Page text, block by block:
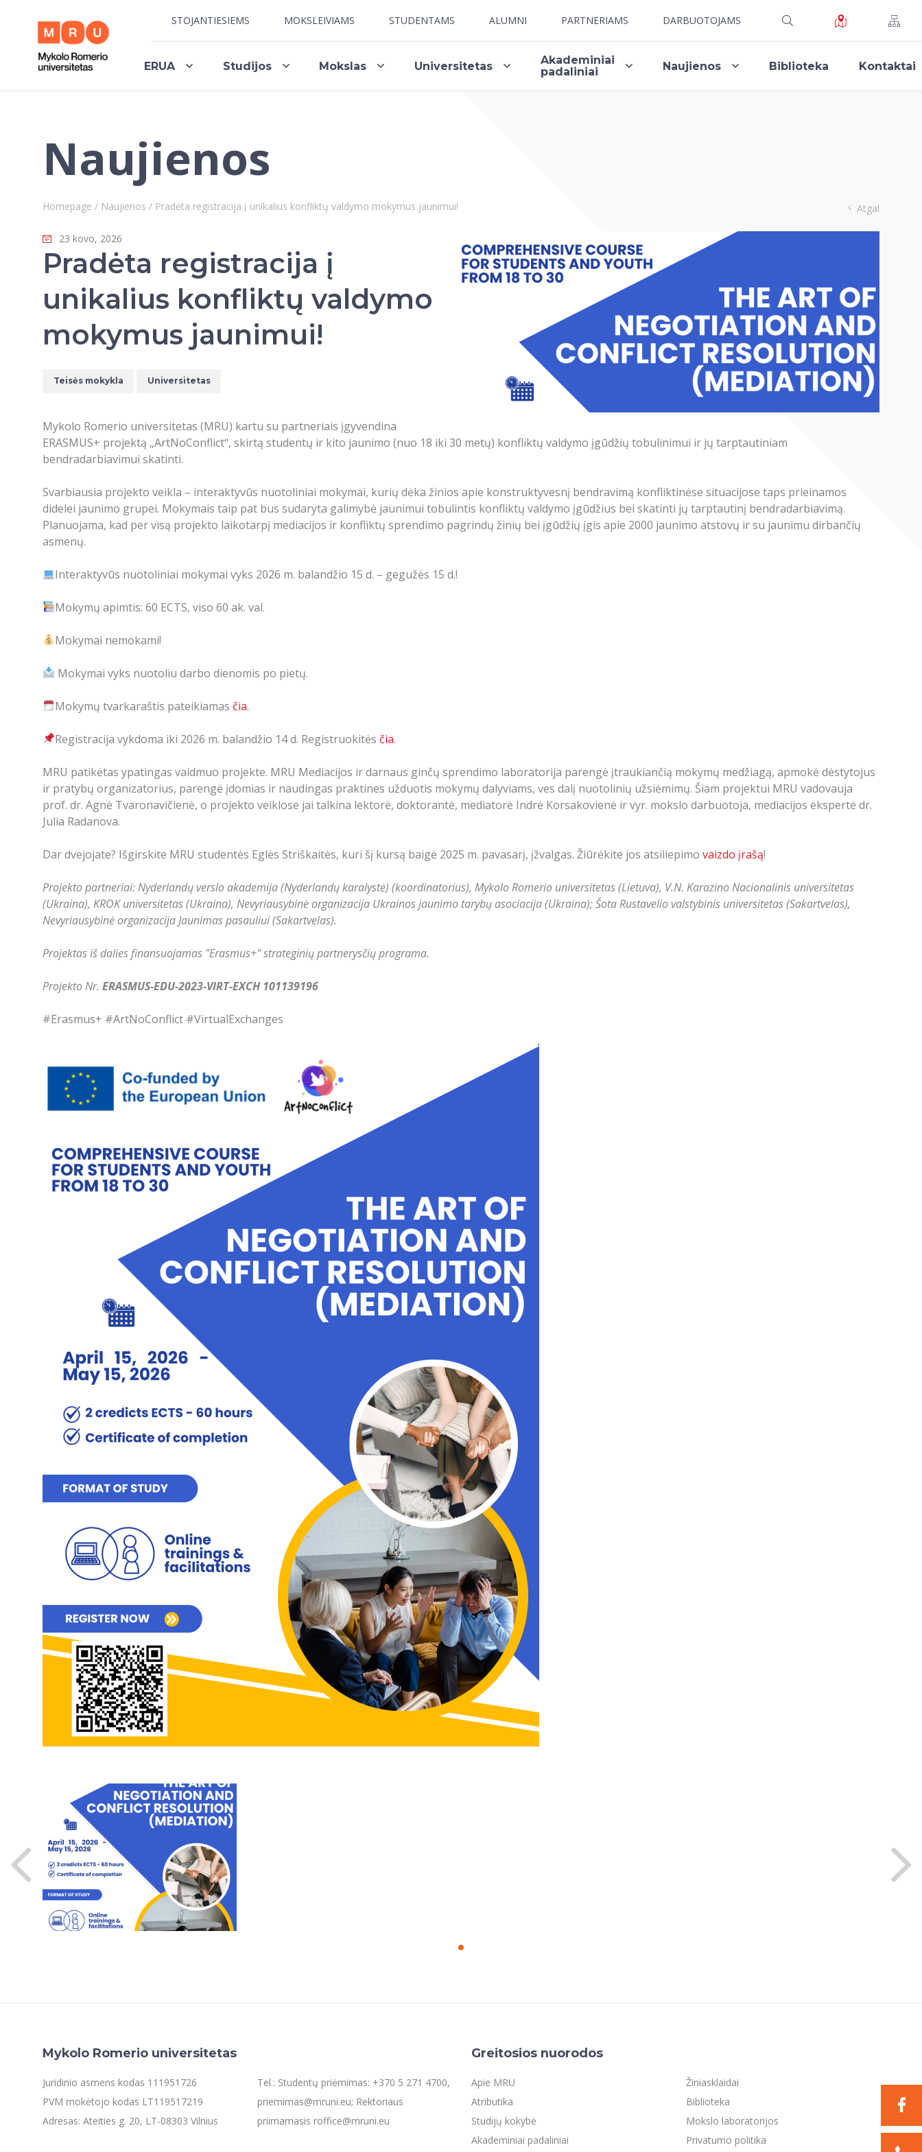
STOJANTIESIEMS MOKSLEIVIAMS STUDENTAMS ALUMNI PARTNERIAMS DARBUOTOJAMS
ERUA Studijos Mokslas Universitetas
Akademiniai
padaliniai
Naujienos Biblioteka Kontaktai
Naujienos
Homepage / Naujienos / Pradėta registracija į unikalius konfliktų valdymo mokymus jaunimui! Atgal
23 kovo, 2026
Pradėta registracija į
unikalius konfliktų valdymo
mokymus jaunimui!
Teisės mokykla Universitetas
Mykolo Romerio universitetas (MRU) kartu su partneriais įgyvendina
ERASMUS+ projektą „ArtNoConflict“, skirtą studentų ir kito jaunimo (nuo 18 iki 30 metų) konfliktų valdymo įgūdžių tobulinimui ir jų tarptautiniam
bendradarbiavimui skatinti.
Svarbiausia projekto veikla – interaktyvūs nuotoliniai mokymai, kurių dėka žinios apie konstruktyvesnį bendravimą konfliktinėse situacijose taps prieinamos
didelei jaunimo grupei. Mokymais taip pat bus sudaryta galimybė jaunimui tobulintis konfliktų valdymo įgūdžius bei skatinti jų tarptautinį bendradarbiavimą.
Planuojama, kad per visą projekto laikotarpį mediacijos ir konfliktų sprendimo pagrindų žinių bei įgūdžių įgis apie 2000 jaunimo atstovų ir su jaunimu dirbančių
asmenų.
Interaktyvūs nuotoliniai mokymai vyks 2026 m. balandžio 15 d. – gegužės 15 d.!
Mokymų apimtis: 60 ECTS, viso 60 ak. val.
Mokymai nemokami!
Mokymai vyks nuotoliu darbo dienomis po pietų.
Mokymų tvarkaraštis pateikiamas čia.
Registracija vykdoma iki 2026 m. balandžio 14 d. Registruokitės čia.
MRU patikėtas ypatingas vaidmuo projekte. MRU Mediacijos ir darnaus ginčų sprendimo laboratorija parengė įtraukiančią mokymų medžiagą, apmokė dėstytojus
ir pratybų organizatorius, parengė įdomias ir naudingas praktines užduotis mokymų dalyviams, ves dalį nuotolinių užsiėmimų. Šiam projektui MRU vadovauja
prof. dr. Agnė Tvaronavičienė, o projekto veiklose jai talkina lektorė, doktorantė, mediatorė Indrė Korsakovienė ir vyr. mokslo darbuotoja, mediacijos ekspertė dr.
Julia Radanova.
Dar dvejojate? Išgirskite MRU studentės Eglės Striškaitės, kuri šį kursą baigė 2025 m. pavasarį, įžvalgas. Žiūrėkite jos atsiliepimo vaizdo įrašą!
Projekto partneriai: Nyderlandų verslo akademija (Nyderlandų karalystė) (koordinatorius), Mykolo Romerio universitetas (Lietuva), V.N. Karazino Nacionalinis universitetas
(Ukraina), KROK universitetas (Ukraina), Nevyriausybinė organizacija Ukrainos jaunimo tarybų asociacija (Ukraina); Šota Rustavelio valstybinis universitetas (Sakartvelas),
Nevyriausybinė organizacija Jaunimas pasauliui (Sakartvelas).
Projektas iš dalies finansuojamas "Erasmus+" strateginių partnerysčių programa.
Projekto Nr. ERASMUS-EDU-2023-VIRT-EXCH 101139196
#Erasmus+ #ArtNoConflict #VirtualExchanges
Mykolo Romerio universitetas
Juridinio asmens kodas 111951726
PVM mokėtojo kodas LT119517219
Adresas: Ateities g. 20, LT-08303 Vilnius
Tel.: Studentų priėmimas: +370 5 271 4700,
priemimas@mruni.eu; Rektoriaus
priimamasis roffice@mruni.eu
Greitosios nuorodos
Apie MRU
Atributika
Studijų kokybė
Akademiniai padaliniai
Žiniasklaidai
Biblioteka
Mokslo laboratorijos
Privatumo politika